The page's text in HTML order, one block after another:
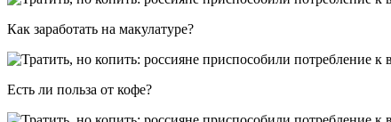
Как заработать на макулатуре?
Есть ли польза от кофе?